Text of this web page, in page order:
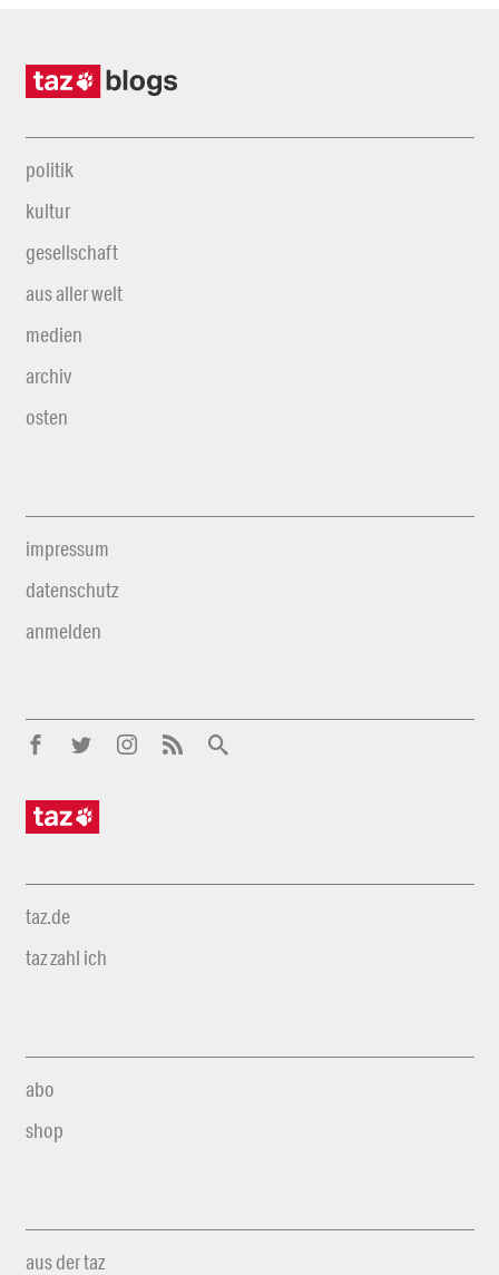
politik
kultur
gesellschaft
aus aller welt
medien
archiv
osten
impressum
datenschutz
anmelden
taz.de
taz zahl ich
abo
shop
aus der taz